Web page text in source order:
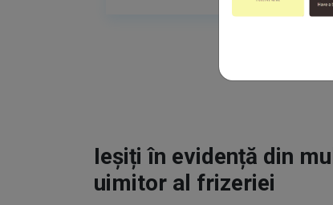
Ieșiți în evidență din
uimitor al frizeriei